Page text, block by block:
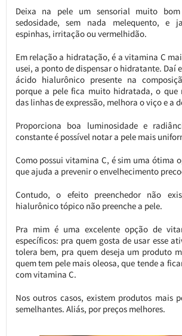
Deixa na pele um sensorial muito
sedosidade, sem nada melequento, e
espinhas, irritação ou vermelhidão.
Em relação a hidratação, é a vitamina C
usei, a ponto de dispensar o hidratante. Daí
ácido hialurônico presente na
porque a pele fica muito hidratada, o que
das linhas de expressão, melhora o viço e a
Proporciona boa luminosidade e
constante é possível notar a pele mais
Como possui vitamina C, é sim uma ótima
que ajuda a prevenir o envelhecimento
Contudo, o efeito preenchedor não
hialurônico tópico não preenche a pele.
Pra mim é uma excelente opção de
específicos: pra quem gosta de usar esse
tolera bem, pra quem deseja um produto
quem tem pele mais oleosa, que tende a
com vitamina C.
Nos outros casos, existem produtos mais
semelhantes. Aliás, por preços melhores.